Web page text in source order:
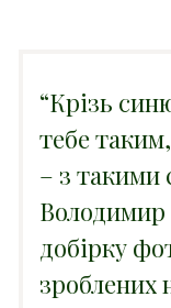
“Крізь
тебе
– з
Володимир
добірку
зроблених